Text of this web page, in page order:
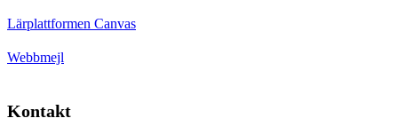
Lärplattformen Canvas
Webbmejl
Kontakt